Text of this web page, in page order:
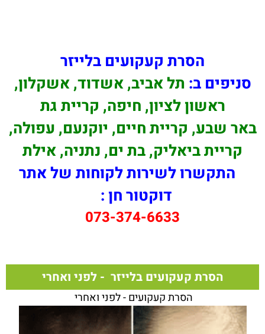
הסרת קעקועים בלייזר
סניפים ב: תל אביב, אשדוד, אשקלון,
ראשון לציון, חיפה, קריית גת
באר שבע, קריית חיים, יוקנעם, עפולה,
קריית ביאליק, בת ים, נתניה, אילת
התקשרו לשירות לקוחות של אתר
דוקטור חן :
073-374-6633
הסרת קעקועים בלייזר - לפני ואחרי
הסרת קעקועים - לפני ואחרי